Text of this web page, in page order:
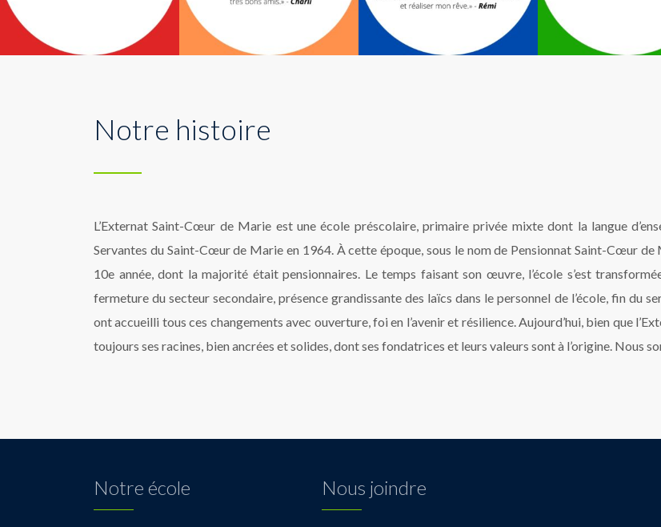
Notre histoire
L’Externat Saint-Cœur de Marie est une école préscolaire, primaire privée mixte dont la langue
Servantes du Saint-Cœur de Marie en 1964. À cette époque, sous le nom de Pensionnat Saint-Cœur
10e année, dont la majorité était pensionnaires. Le temps faisant son œuvre, l’école s’est
fermeture du secteur secondaire, présence grandissante des laïcs dans le personnel de l’école, fin du
ont accueilli tous ces changements avec ouverture, foi en l’avenir et résilience. Aujourd’hui, bien que
toujours ses racines, bien ancrées et solides, dont ses fondatrices et leurs valeurs sont à l’origine. Nous
Notre école Nous joindre